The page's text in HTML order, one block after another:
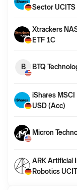
Sector UCITS
Xtrackers
ETF 1C
B BTQ
iShares MSCI
USD (Acc)
Micron
ARK Artificial
Robotics